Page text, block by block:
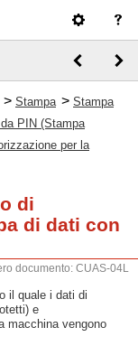
> Stampa > Stampa
PIN (Stampa
per la
di
di dati con
documento: CUAS-04L
il quale i dati di
e
macchina vengono